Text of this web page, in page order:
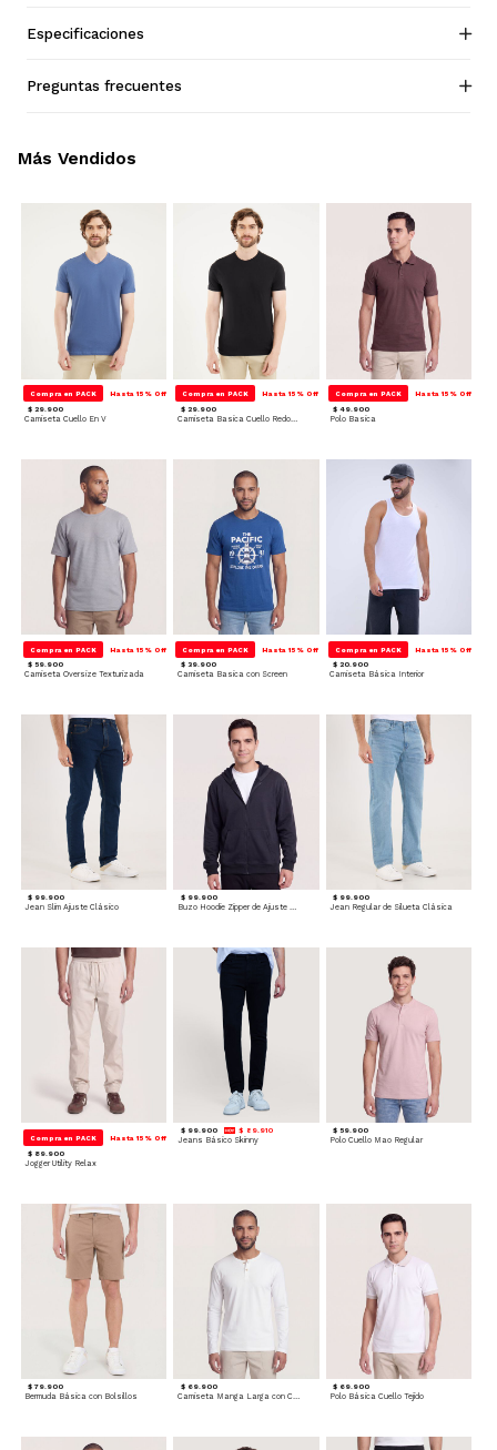
Especificaciones
Preguntas frecuentes
Compra en PACK Hasta 15% Off
$ 29.900
Camiseta Cuello En V
Compra en PACK Hasta 15% Off
$ 29.900
Camiseta Basica Cuello Redondo
Compra en PACK Hasta 15% Off
$ 49.900
Polo Basica
Compra en PACK Hasta 15% Off
$ 59.900
Camiseta Oversize Texturizada
Compra en PACK Hasta 15% Off
$ 39.900
Camiseta Basica con Screen
Compra en PACK Hasta 15% Off
$ 20.900
Camiseta Básica Interior
$ 99.900
Jean Slim Ajuste Clásico
$ 99.900
Buzo Hoodie Zipper de Ajuste Cómodo
$ 99.900
Jean Regular de Silueta Clásica
Compra en PACK Hasta 15% Off
$ 89.900
Jogger Utility Relax
$ 99.900 $ 89.910
Jeans Básico Skinny
$ 59.900
Polo Cuello Mao Regular
$ 79.900
Bermuda Básica con Bolsillos
$ 69.900 $ 69.900
Polo Básica Cuello Tejido
Más Vendidos